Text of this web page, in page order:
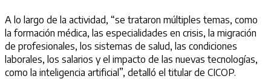
A lo largo de la actividad, “se trataron múltiples temas, como
la formación médica, las especialidades en crisis, la migración
de profesionales, los sistemas de salud, las condiciones
laborales, los salarios y el impacto de las nuevas tecnologías,
como la inteligencia artificial”, detalló el titular de CICOP.